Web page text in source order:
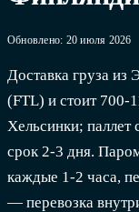
Обновлено: 20 июля 2026
Доставка груза
(FTL) и стоит 700-
Хельсинки;
срок 2-3 дня.
каждые 1-2 часа,
— перевозка